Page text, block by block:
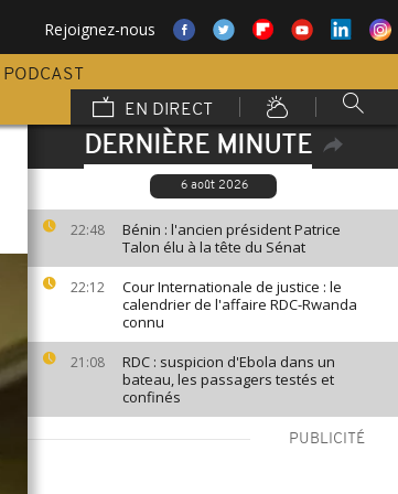
Rejoignez-nous
PODCAST
EN DIRECT
DERNIÈRE MINUTE
6 août 2026
22:48
Bénin : l'ancien président Patrice
Talon élu à la tête du Sénat
22:12
Cour Internationale de justice : le
calendrier de l'affaire RDC-Rwanda
connu
21:08
RDC : suspicion d'Ebola dans un
bateau, les passagers testés et
confinés
PUBLICITÉ